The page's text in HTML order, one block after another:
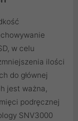
w celu
ilości
do głównej
jest ważna,
podręcznej
SNV3000